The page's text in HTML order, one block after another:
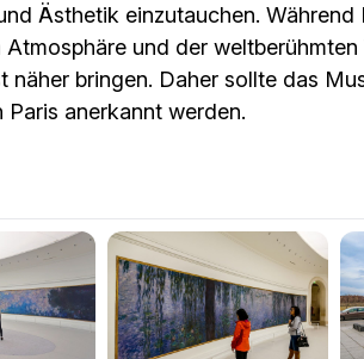
Ästhetik einzutauchen. Während
und der
näher bringen. Daher sollte das
anerkannt werden.